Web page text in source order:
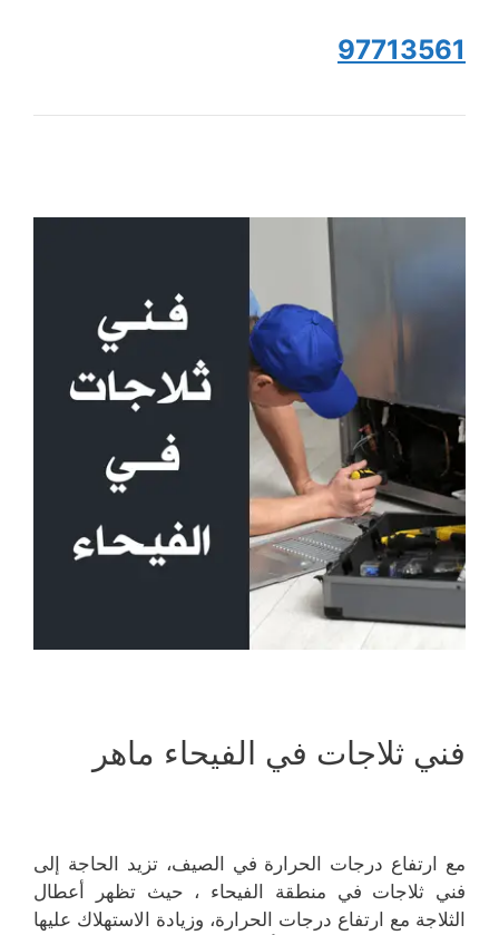
97713561
فني ثلاجات في الفيحاء ماهر
مع ارتفاع درجات الحرارة في الصيف، تزيد الحاجة إلى
فني ثلاجات في منطقة الفيحاء ، حيث تظهر أعطال
الثلاجة مع ارتفاع درجات الحرارة، وزيادة الاستهلاك عليها